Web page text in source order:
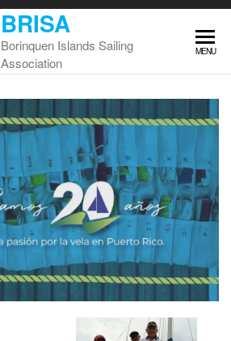
BRISA
Borinquen Islands Sailing
Association
MENU